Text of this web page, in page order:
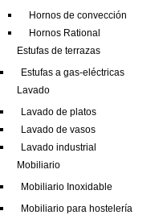
Hornos de convección
Hornos Rational
Estufas de terrazas
Estufas a gas-eléctricas
Lavado
Lavado de platos
Lavado de vasos
Lavado industrial
Mobiliario
Mobiliario Inoxidable
Mobiliario para hostelería